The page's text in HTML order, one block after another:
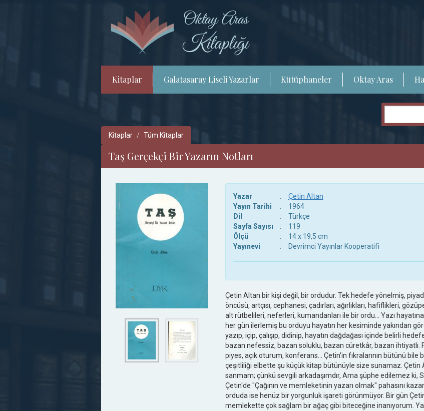
Kitaplar Galatasaray Liseli Yazarlar Kütüphaneler Oktay Aras
Kitaplar Tüm Kitaplar
Taş Gerçekçi Bir Yazarın Notları
Yazar :
Çetin Altan
Yayın Tarihi
:
1964
Dil
:
Türkçe
Sayfa Sayısı
:
119
Ölçü
:
14 x 19,5 cm
Yayınevi
: Devrimci Yayınlar Kooperatifi
Çetin Altan bir kişi değil, bir ordudur. Tek hedefe yönelmiş,
öncüsü, artçısı, cephanesi, çadırları, ağırlıkları, hafiflikleri,
alt rütbelileri, neferleri, kumandanları ile bir ordu... Yazı
her gün ilerlemiş bu orduyu hayatın her kesiminde yakından
yazıp, içip, çalışıp, didinip, hayatın dağdağası içinde belirli
bazan nefessiz, bazan soluklu, bazan cüretkâr, bazan ihtiyatlı.
piyes, açık oturum, konferans... Çetin'in fıkralarının bütünü
çeşitliliği elbette şu küçük kitap bütünüyle size sunamaz.
sanmam; çünkü sevgili arkadaşımdır, Ama şüphe edilemez ki,
Çetin'de "Çağının ve memleketinin yazarı olmak" pahasını
orduda ise henüz bir yorgunluk işareti görünmüyor. Bir gün
memlekette çok sağlam bir ağaç gibi biteceğine inanıyorum.